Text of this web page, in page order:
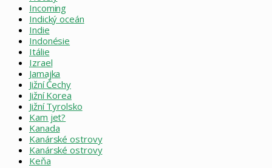
Incoming
Indický oceán
Indie
Indonésie
Itálie
Izrael
Jamajka
Jižní Čechy
Jižní Korea
Jižní Tyrolsko
Kam jet?
Kanada
Kanárské ostrovy
Kanárské ostrovy
Keňa